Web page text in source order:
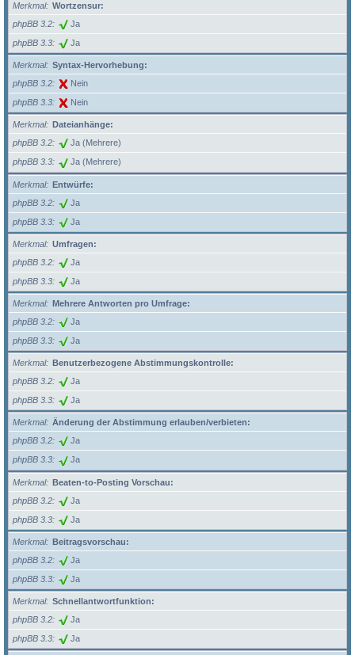
Merkmal
Wortzensur:
phpBB 3.2
Ja
phpBB 3.3 Ja
Merkmal
Syntax-Hervorhebung:
phpBB 3.2
Nein
phpBB 3.3 Nein
Merkmal
Dateianhänge:
phpBB 3.2
Ja (Mehrere)
phpBB 3.3 Ja (Mehrere)
Merkmal
Entwürfe:
phpBB 3.2
Ja
phpBB 3.3 Ja
Merkmal
Umfragen:
phpBB 3.2
Ja
phpBB 3.3 Ja
Merkmal
Mehrere Antworten pro Umfrage:
phpBB 3.2
Ja
phpBB 3.3 Ja
Merkmal
Benutzerbezogene Abstimmungskontrolle:
phpBB 3.2
Ja
phpBB 3.3 Ja
Merkmal
Änderung der Abstimmung erlauben/verbieten:
phpBB 3.2
Ja
phpBB 3.3 Ja
Merkmal
Beaten-to-Posting Vorschau:
phpBB 3.2
Ja
phpBB 3.3 Ja
Merkmal
Beitragsvorschau:
phpBB 3.2
Ja
phpBB 3.3 Ja
Merkmal
Schnellantwortfunktion:
phpBB 3.2
Ja
phpBB 3.3 Ja